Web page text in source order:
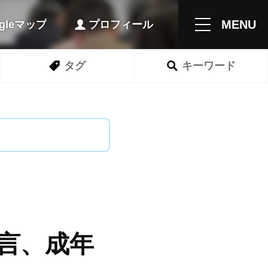
プロフィール
マップ MENU
タグ キーワード
、成年